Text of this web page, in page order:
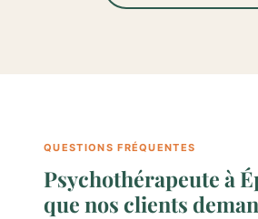
QUESTIONS FRÉQUENTES
Psychothérapeute à
que nos clients